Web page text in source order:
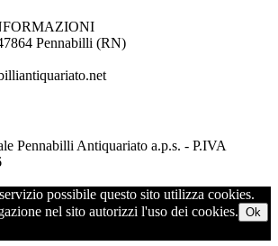
Pennabilli (RN)
Pennabilli Antiquariato a.p.s. - P.IVA
possibile questo sito utilizza cookies.
nel sito autorizzi l'uso dei cookies. Ok